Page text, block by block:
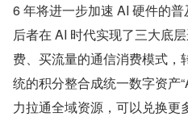
6 年将进一步加速 AI 硬件的普
后者在 AI 时代实现了三大底
费、买流量的通信消费模式
统的积分整合成统一数字资产
力拉通全域资源，可以兑换